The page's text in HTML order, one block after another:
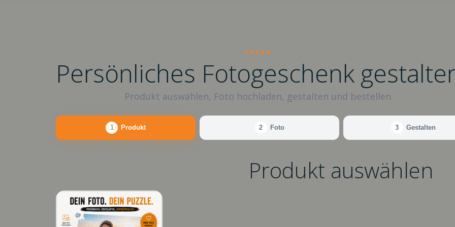
raxxa
Persönliches Fotogeschenk
Produkt auswählen, Foto hochladen, gestalten und bestellen.
1 Produkt 2 Foto 3 Gestalten
Produkt auswählen